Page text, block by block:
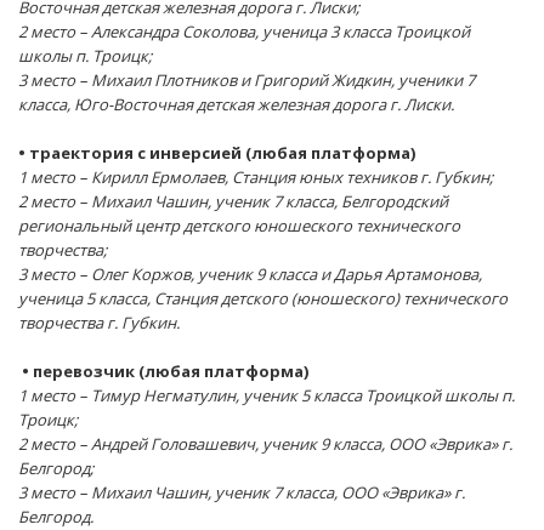
Восточная детская железная дорога г. Лиски;
2 место – Александра Соколова, ученица 3 класса Троицкой
школы п. Троицк;
3 место – Михаил Плотников и Григорий Жидкин, ученики 7
класса, Юго-Восточная детская железная дорога г. Лиски.
• траектория с инверсией (любая платформа)
1 место – Кирилл Ермолаев, Станция юных техников г. Губкин;
2 место – Михаил Чашин, ученик 7 класса, Белгородский
региональный центр детского юношеского технического
творчества;
3 место – Олег Коржов, ученик 9 класса и Дарья Артамонова,
ученица 5 класса, Станция детского (юношеского) технического
творчества г. Губкин.
• перевозчик (любая платформа)
1 место – Тимур Негматулин, ученик 5 класса Троицкой школы п.
Троицк;
2 место – Андрей Головашевич, ученик 9 класса, ООО «Эврика» г.
Белгород;
3 место – Михаил Чашин, ученик 7 класса, ООО «Эврика» г.
Белгород.